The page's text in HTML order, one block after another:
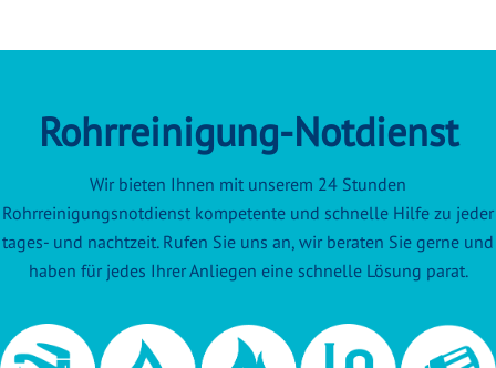
Rohrreinigung-Notdienst
Wir bieten Ihnen mit unserem 24 Stunden
Rohrreinigungsnotdienst kompetente und schnelle Hilfe zu jeder
tages- und nachtzeit. Rufen Sie uns an, wir beraten Sie gerne und
haben für jedes Ihrer Anliegen eine schnelle Lösung parat.